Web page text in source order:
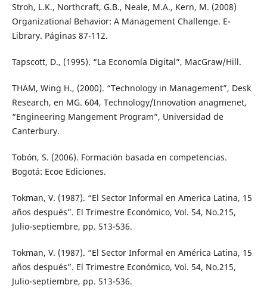
Stroh, L.K., Northcraft, G.B., Neale, M.A., Kern, M. (2008)
Organizational Behavior: A Management Challenge. E-
Library. Páginas 87-112.
Tapscott, D., (1995). “La Economía Digital”, MacGraw/Hill.
THAM, Wing H., (2000). “Technology in Management”, Desk
Research, en MG. 604, Technology/Innovation anagmenet,
“Engineering Mangement Program”, Universidad de
Canterbury.
Tobón, S. (2006). Formación basada en competencias.
Bogotá: Ecoe Ediciones.
Tokman, V. (1987). “El Sector Informal en America Latina, 15
años después”. El Trimestre Económico, Vol. 54, No.215,
Julio-septiembre, pp. 513-536.
Tokman, V. (1987). “El Sector Informal en América Latina, 15
años después”. El Trimestre Económico, Vol. 54, No.215,
Julio-septiembre, pp. 513-536.